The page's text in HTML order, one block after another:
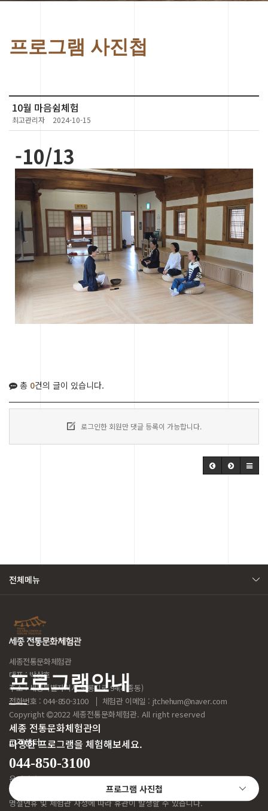
프로그램안내
세종 전통문화체험관의
다양한 프로그램을 체험해보세요.
프로그램 사진첩
프로그램 사진첩
10월 마음쉼체험
최고관리자 2024-10-15
-10/13
총 0건의 글이 있습니다.
로그인한 회원만 댓글 등록이 가능합니다.
전체메뉴
세종전통문화체험관
대표 : 박상호
주소 : 세종특별자치시 모롱지로 94(세종동)
전화번호 : 044-850-3100
체험관 이메일 : jtchehum@naver.com
Copyright
2022 세종전통문화체험관. All right reserved
고객센터
044-850-3100
운영시간
09:00 ~ 17:00
점심시간
명절연휴 및 체험관 사정에 따라 휴관이 발생할 수 있습니다.